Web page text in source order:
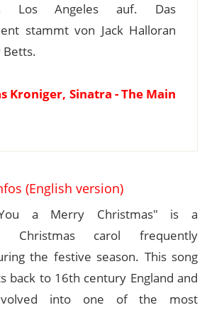
Los Angeles auf. Das
stammt von Jack Halloran
Betts.
Kroniger, Sinatra - The Main
(English version)
a Merry Christmas" is a
Christmas carol frequently
the festive season. This song
back to 16th century England and
into one of the most